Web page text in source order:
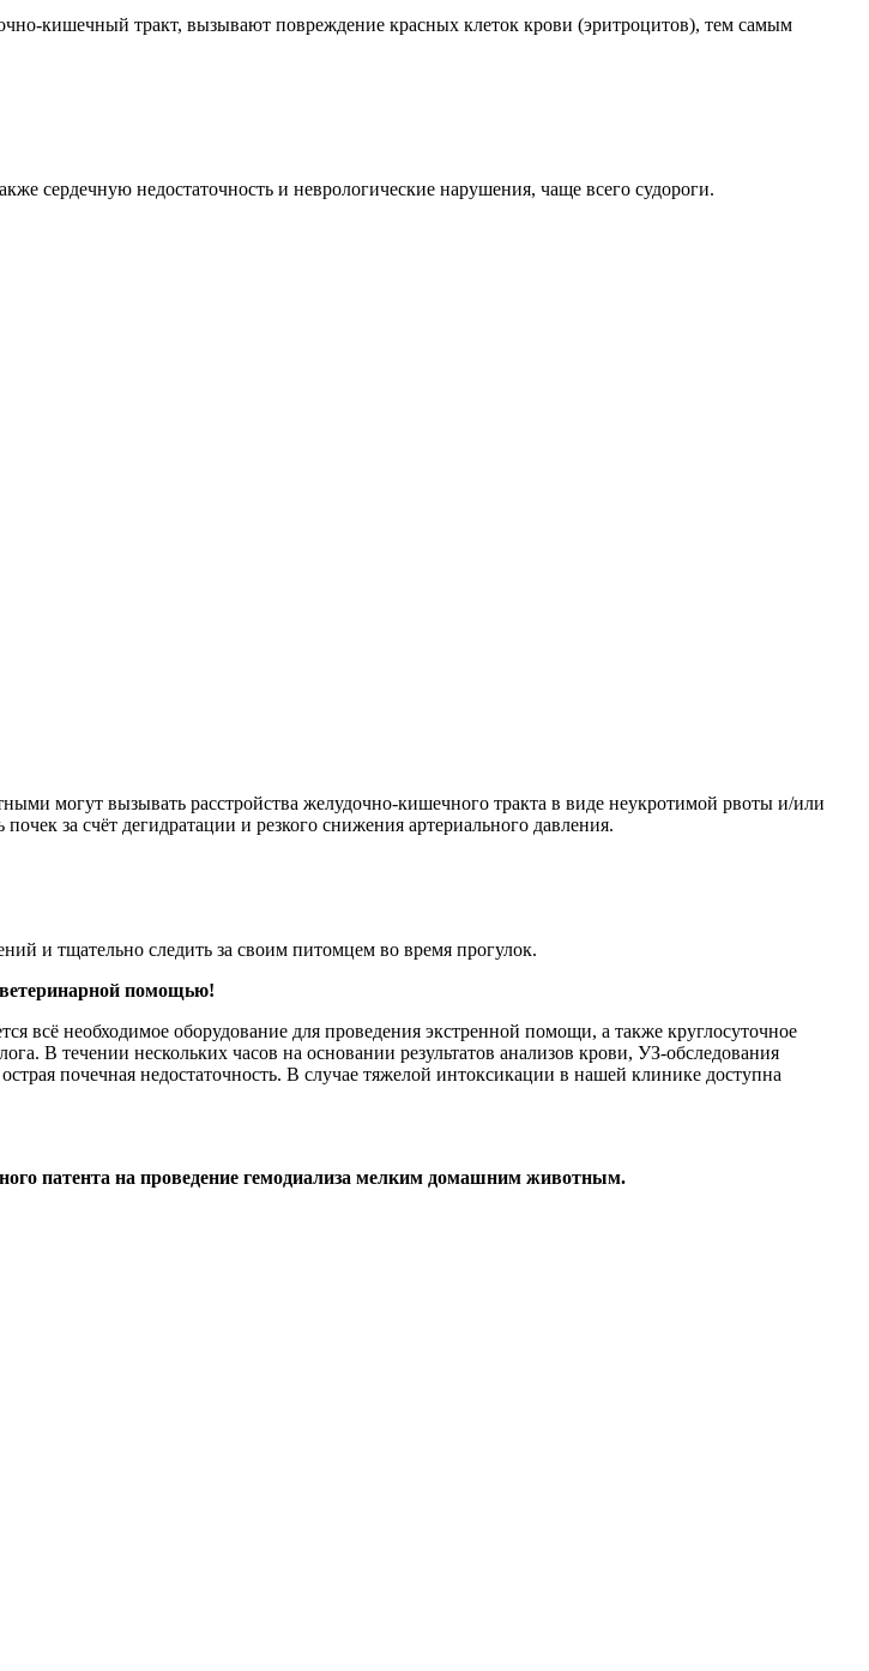
кишечный тракт, вызывают повреждение красных клеток крови (эритроцитов), тем самым
сердечную недостаточность и неврологические нарушения, чаще всего судороги.
могут вызывать расстройства желудочно-кишечного тракта в виде неукротимой рвоты и/или
за счёт дегидратации и резкого снижения артериального давления.
и тщательно следить за своим питомцем во время прогулок.
ветеринарной помощью!
всё необходимое оборудование для проведения экстренной помощи, а также круглосуточное
В течении нескольких часов на основании результатов анализов крови, УЗ-обследования
почечная недостаточность. В случае тяжелой интоксикации в нашей клинике доступна
патента на проведение гемодиализа мелким домашним животным.